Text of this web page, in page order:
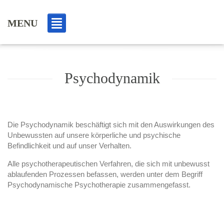
MENU
Psychodynamik
Die Psychodynamik beschäftigt sich mit den Auswirkungen des
Unbewussten auf unsere körperliche und psychische
Befindlichkeit und auf unser Verhalten.
Alle psychotherapeutischen Verfahren, die sich mit unbewusst
ablaufenden Prozessen befassen, werden unter dem Begriff
Psychodynamische Psychotherapie zusammengefasst.